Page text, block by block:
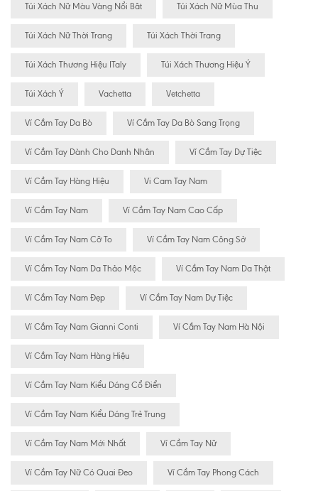
Túi Xách Nữ Màu Vàng Nổi Bât Túi Xách Nữ Mùa Thu
Túi Xách Nữ Thời Trang Túi Xách Thời Trang
Túi Xách Thương Hiệu ITaly Túi Xách Thương Hiệu Ý
Túi Xách Ý Vachetta Vetchetta
Ví Cầm Tay Da Bò Ví Cầm Tay Da Bò Sang Trọng
Ví Cầm Tay Dành Cho Danh Nhân Ví Cầm Tay Dự Tiệc
Ví Cầm Tay Hàng Hiệu Vi Cam Tay Nam
Ví Cầm Tay Nam Ví Cầm Tay Nam Cao Cấp
Ví Cầm Tay Nam Cỡ To Ví Cầm Tay Nam Công Sở
Ví Cầm Tay Nam Da Thảo Mộc Ví Cầm Tay Nam Da Thật
Ví Cầm Tay Nam Đẹp Ví Cầm Tay Nam Dự Tiệc
Ví Cầm Tay Nam Gianni Conti Ví Cầm Tay Nam Hà Nội
Ví Cầm Tay Nam Hàng Hiệu
Ví Cầm Tay Nam Kiểu Dáng Cổ Điển
Ví Cầm Tay Nam Kiểu Dáng Trẻ Trung
Ví Cầm Tay Nam Mới Nhất Ví Cầm Tay Nữ
Ví Cầm Tay Nữ Có Quai Đeo Ví Cầm Tay Phong Cách